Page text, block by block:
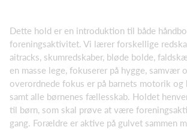
Dette hold er en introduktion til både
foreningsaktivitet. Vi lærer forskellige
aitracks, skumredskaber, bløde bolde,
en masse lege, fokuserer på hygge, samvær
overordnede fokus er på barnets motorik
samt alle børnenes fællesskab. Holdet
til børn, som skal prøve at være
gang. Forældre er aktive på gulvet sammen